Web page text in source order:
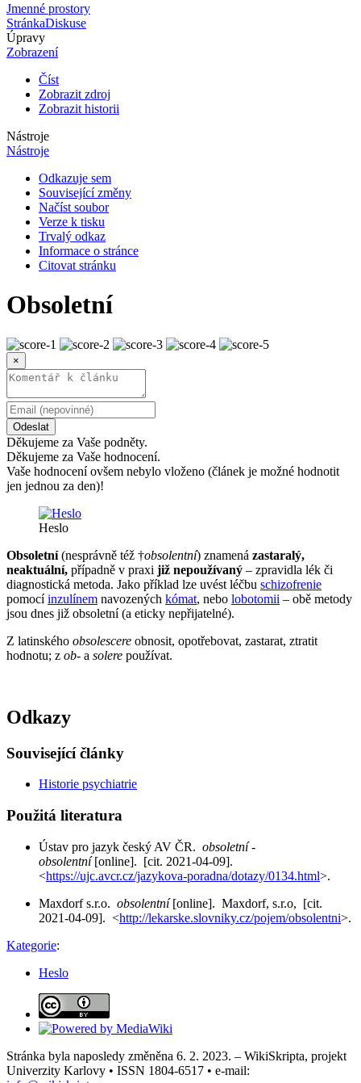
Jmenné prostory
StránkaDiskuse
Úpravy
Zobrazení
Číst
Zobrazit zdroj
Zobrazit historii
Nástroje
Nástroje
Odkazuje sem
Související změny
Načíst soubor
Verze k tisku
Trvalý odkaz
Informace o stránce
Citovat stránku
Obsoletní
×
Odeslat
Děkujeme za Vaše podněty.
Děkujeme za Vaše hodnocení.
Vaše hodnocení ovšem nebylo vloženo (článek je možné hodnotit
jen jednou za den)!
Heslo
Obsoletní(nesprávně též †obsolentní) znamená zastaralý,
neaktuální, případně v praxi již nepoužívaný – zpravidla lék či
diagnostická metoda. Jako příklad lze uvést léčbu schizofrenie
pomocíinzulínem navozených kómat, nebo lobotomii – obě metody
jsou dnes již obsoletní (a eticky nepřijatelné).
Z latinského obsolescere obnosit, opotřebovat, zastarat, ztratit
hodnotu; z ob- a solere používat.
Odkazy
Související články
Historie psychiatrie
Použitá literatura
Ústav pro jazyk český AV ČR. obsoletní -
obsolentní[online]. [cit. 2021-04-09].
<https://ujc.avcr.cz/jazykova-poradna/dotazy/0134.html>.
Maxdorf s.r.o. obsolentní[online]. Maxdorf, s.r.o, [cit.
2021-04-09]. <http://lekarske.slovniky.cz/pojem/obsolentni>.
Kategorie:
Heslo
Stránka byla naposledy změněna 6. 2. 2023. – WikiSkripta, projekt
Univerzity Karlovy • ISSN 1804-6517 • e-mail: